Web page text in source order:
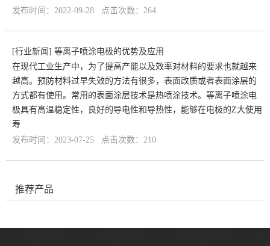
发布时间：2022-09-28 点击次数：264
[行业新闻] 等离子喷涂电极的优势及应用
在现代工业生产中，为了提高产能以及效率对材料的要求也就越来
越高。预防材料过早失效的方法有很多，表面改质或者表面涂层的
方式都有使用。常用的表面涂层技术是热喷涂技术。等离子喷涂电
极具有高温稳定性，良好的导电性和导热性，能够在电极的Z大使用
寿
发布时间：2023-07-25 点击次数：210
推荐产品